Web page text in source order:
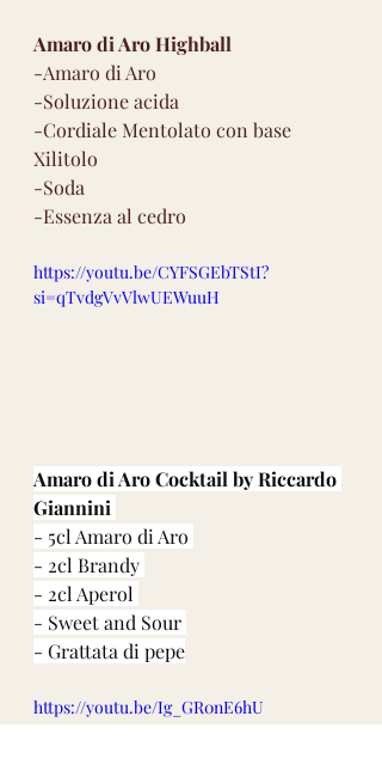
Amaro di Aro Highball
-Amaro di Aro
-Soluzione acida
-Cordiale Mentolato con base
Xilitolo
-Soda
-Essenza al cedro
https://youtu.be/CYFSGEbTStI?
si=qTvdgVvVlwUEWuuH
Amaro di Aro Cocktail by Riccardo
Giannini
- 5cl Amaro di Aro
- 2cl Brandy
- 2cl Aperol
- Sweet and Sour
- Grattata di pepe
https://youtu.be/Ig_GR0nE6hU